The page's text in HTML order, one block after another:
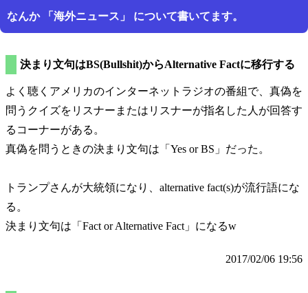
なんか 海外ニュース について書いてます。
決まり文句はBS(Bullshit)からAlternative Factに移行する
よく聴くアメリカのインターネットラジオの番組で、真偽を
問うクイズをリスナーまたはリスナーが指名した人が回答す
るコーナーがある。
真偽を問うときの決まり文句は
Yes or BS だった。
トランプさんが大統領になり、alternative fact(s)が流行語にな
る。
決まり文句は
Fact or Alternative Fact になるw
2017/02/06 19:56